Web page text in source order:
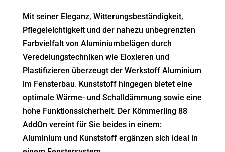
Mit seiner Eleganz, Witterungsbeständigkeit,
Pflegeleichtigkeit und der nahezu unbegrenzten
Farbvielfalt von Aluminiumbelägen durch
Veredelungstechniken wie Eloxieren und
Plastifizieren überzeugt der Werkstoff Aluminium
im Fensterbau. Kunststoff hingegen bietet eine
optimale Wärme- und Schalldämmung sowie eine
hohe Funktionssicherheit. Der Kömmerling 88
AddOn vereint für Sie beides in einem:
Aluminium und Kunststoff ergänzen sich ideal in